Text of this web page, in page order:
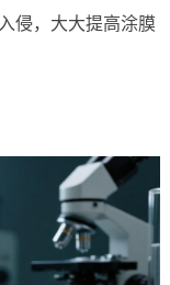
侵，大大提高涂膜